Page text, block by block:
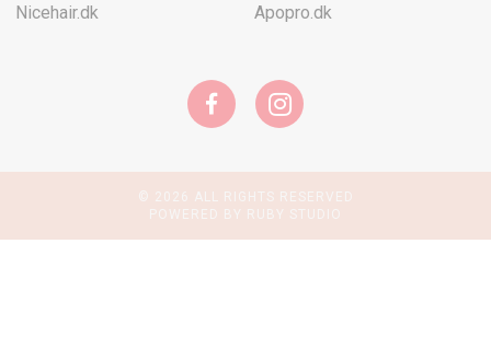
Nicehair.dk
Apopro.dk
© 2026 ALL RIGHTS RESERVED
POWERED BY RUBY STUDIO